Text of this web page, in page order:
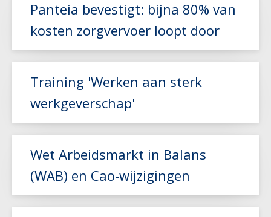
Lees meer
Panteia bevestigt: bijna 80% van
kosten zorgvervoer loopt door
Training 'Werken aan sterk
werkgeverschap'
Wet Arbeidsmarkt in Balans
(WAB) en Cao-wijzigingen